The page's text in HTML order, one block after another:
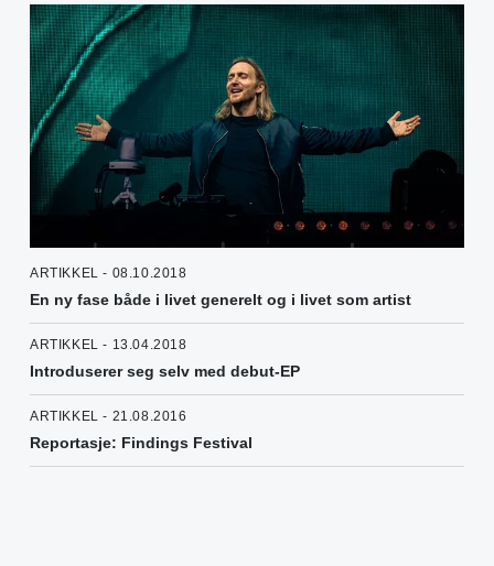
ARTIKKEL - 08.10.2018
En ny fase både i livet generelt og i livet som artist
ARTIKKEL - 13.04.2018
Introduserer seg selv med debut-EP
ARTIKKEL - 21.08.2016
Reportasje: Findings Festival